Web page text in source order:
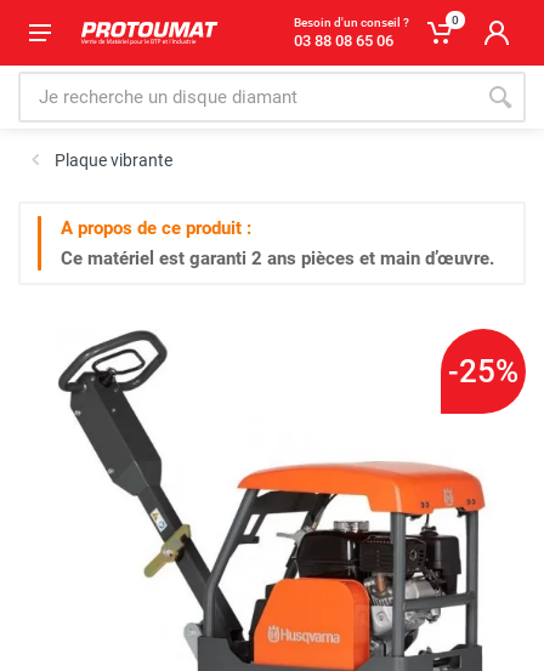
Besoin d'un conseil ?
03 88 08 65 06
0
Plaque vibrante
A propos de ce produit :
Ce matériel est garanti 2 ans pièces et main d’œuvre.
-25%